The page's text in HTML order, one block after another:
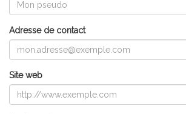
Adresse de contact
Site web